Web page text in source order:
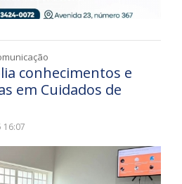
conhecimentos e
em Cuidados de